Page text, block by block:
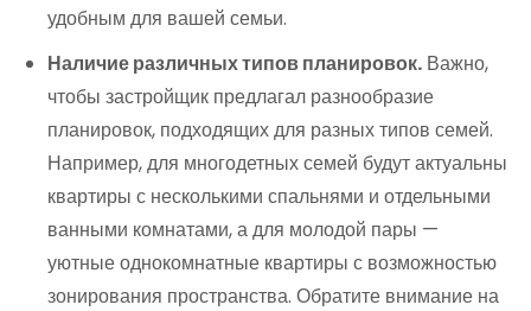
удобным для вашей семьи.
Наличие различных типов планировок. Важно,
чтобы застройщик предлагал разнообразие
планировок, подходящих для разных типов семей.
Например, для многодетных семей будут актуальны
квартиры с несколькими спальнями и отдельными
ванными комнатами, а для молодой пары —
уютные однокомнатные квартиры с возможностью
зонирования пространства. Обратите внимание на